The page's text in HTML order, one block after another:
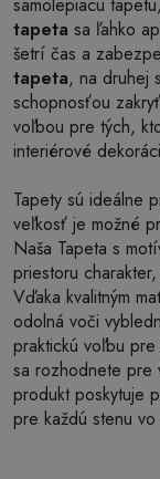
samolepiacu
tapeta sa ľahko
šetrí čas a
tapeta, na druhej
schopnosťou
voľbou pre tých,
interiérové
Tapety sú ideálne
veľkosť je možné
Naša Tapeta s
priestoru
Vďaka kvalitným
odolná voči
praktickú voľbu
sa rozhodnete pre
produkt poskytuje
pre každú stenu vo